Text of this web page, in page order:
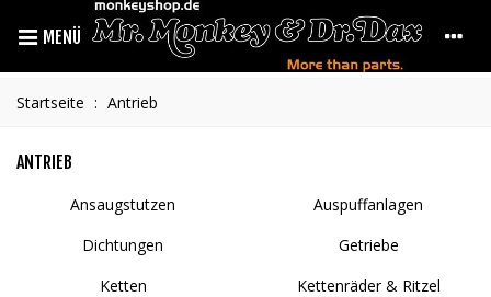
MENÜ
Startseite : Antrieb
ANTRIEB
Ansaugstutzen
Auspuffanlagen
Dichtungen
Getriebe
Ketten
Kettenräder & Ritzel